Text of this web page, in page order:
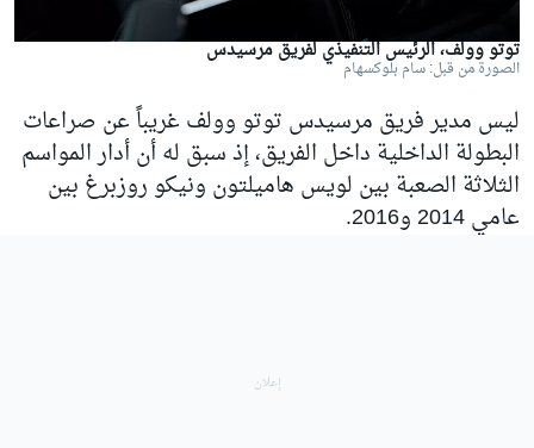
توتو وولف، الرئيس التنفيذي لفريق مرسيدس
الصورة من قبل: سام بلوكسهام
ليس مدير فريق مرسيدس توتو وولف غريباً عن صراعات
البطولة الداخلية داخل الفريق، إذ سبق له أن أدار المواسم
الثلاثة الصعبة بين لويس هاميلتون ونيكو روزبرغ بين
عامي 2014 و2016.